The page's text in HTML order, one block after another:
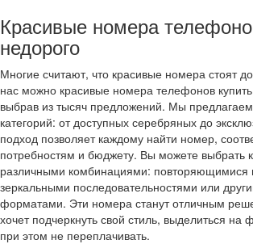
Красивые номера
недорого
Многие считают, что красивые номера стоят
нас можно красивые номера телефонов
выбрав из тысяч предложений. Мы
категорий: от доступных серебряных до
подход позволяет каждому найти номер,
потребностям и бюджету. Вы можете выбрать
различными комбинациями:
зеркальными последовательностями или
форматами. Эти номера станут отличным
хочет подчеркнуть свой стиль, выделиться на
при этом не переплачивать.